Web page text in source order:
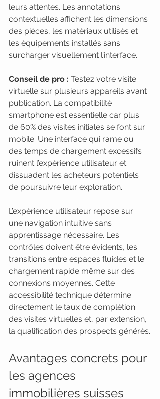
leurs attentes. Les annotations
contextuelles affichent les dimensions
des pièces, les matériaux utilisés et
les équipements installés sans
surcharger visuellement l’interface.
Conseil de pro : Testez votre visite
virtuelle sur plusieurs appareils avant
publication. La compatibilité
smartphone est essentielle car plus
de 60% des visites initiales se font sur
mobile. Une interface qui rame ou
des temps de chargement excessifs
ruinent l’expérience utilisateur et
dissuadent les acheteurs potentiels
de poursuivre leur exploration.
L’expérience utilisateur repose sur
une navigation intuitive sans
apprentissage nécessaire. Les
contrôles doivent être évidents, les
transitions entre espaces fluides et le
chargement rapide même sur des
connexions moyennes. Cette
accessibilité technique détermine
directement le taux de complétion
des visites virtuelles et, par extension,
la qualification des prospects générés.
Avantages concrets pour
les agences
immobilières suisses